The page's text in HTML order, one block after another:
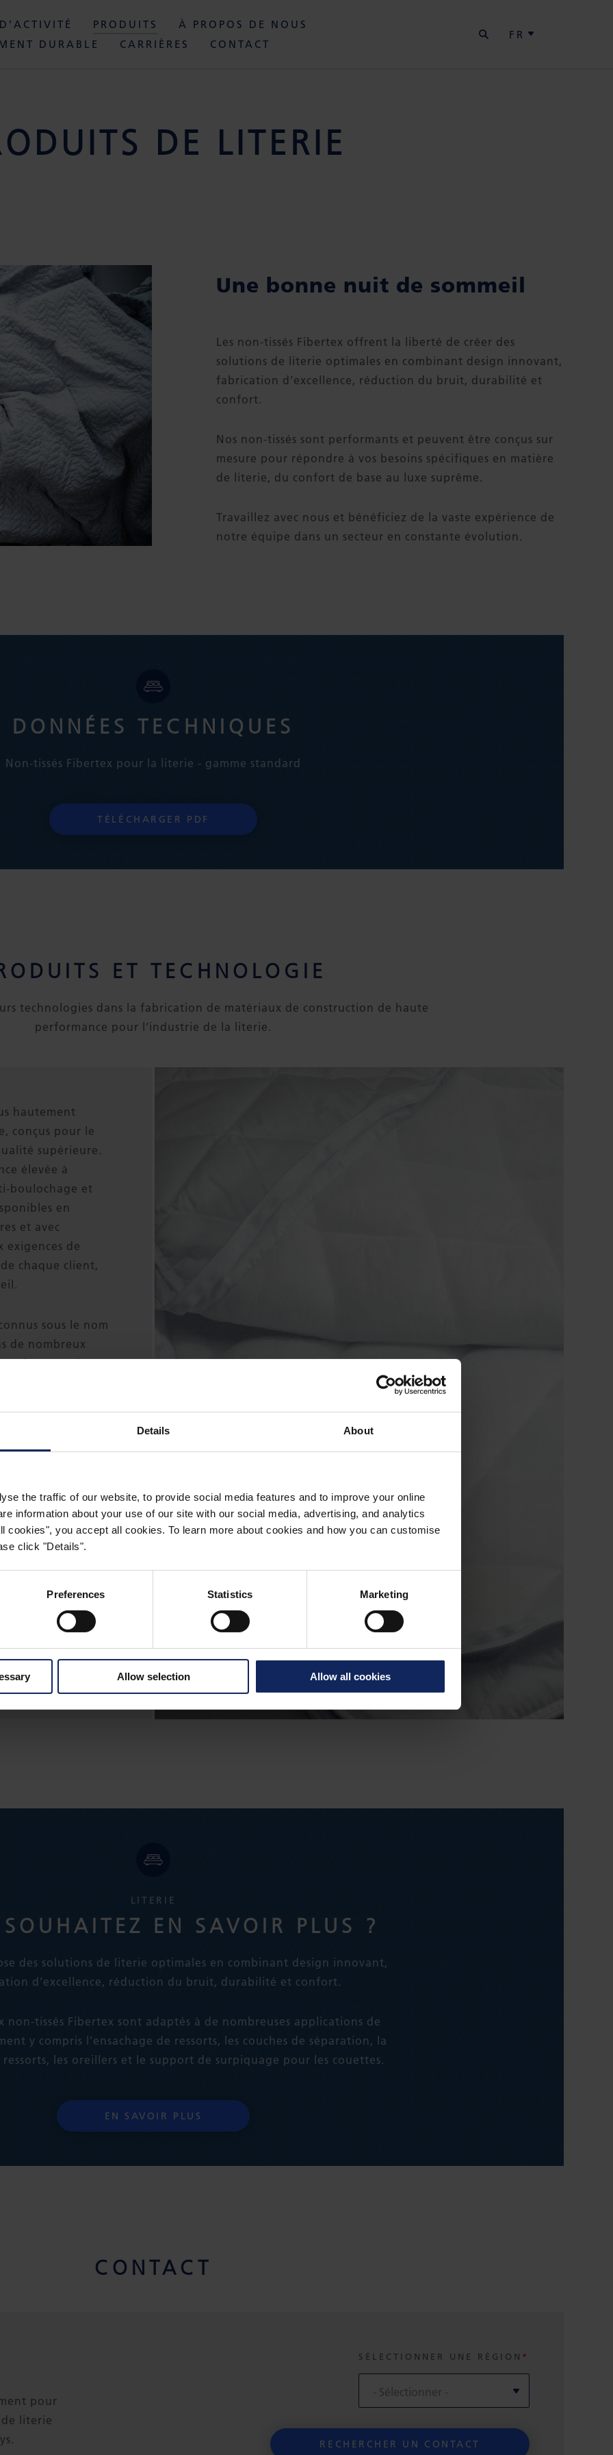
Details About
the traffic of our website, to provide social media features and to improve your online
information about your use of our site with our social media, advertising, and analytics
cookies", you accept all cookies. To learn more about cookies and how you can customise
click "Details".
Preferences Statistics Marketing
Allow selection Allow all cookies
PRODUITS
À PROPOS DE NOUS
DURABLE
CARRIÈRES CONTACT
FR
DE LITERIE
Une bonne nuit de sommeil
Les non-tissés Fibertex offrent la liberté de créer des
solutions de literie optimales en combinant design innovant,
fabrication d’excellence, réduction du bruit, durabilité et
confort.
Nos non-tissés sont performants et peuvent être conçus sur
mesure pour répondre à vos besoins spécifiques en matière
de literie, du confort de base au luxe suprême.
Travaillez avec nous et bénéficiez de la vaste expérience de
notre équipe dans un secteur en constante évolution.
DONNÉES TECHNIQUES
Non-tissés Fibertex pour la literie - gamme standard
TÉLÉCHARGER PDF
ET TECHNOLOGIE
technologies dans la fabrication de matériaux de construction de haute
performance pour l’industrie de la literie.
hautement
conçus pour le
supérieure.
élevée à
boulochage et
en
et avec
exigences de
chaque client,
sous le nom
de nombreux
exigences élevées
de résistance à
selon
sélectionnés afin
ensachés et
la durabilité à
à liage
et pour les
LITERIE
EN SAVOIR PLUS ?
des solutions de literie optimales en combinant design innovant,
d’excellence, réduction du bruit, durabilité et confort.
non-tissés Fibertex sont adaptés à de nombreuses applications de
y compris l’ensachage de ressorts, les couches de séparation, la
les oreillers et le support de surpiquage pour les couettes.
EN SAVOIR PLUS
CONTACT
pour
de literie
SÉLECTIONNER UNE RÉGION